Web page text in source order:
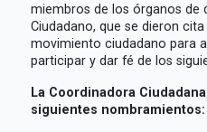
miembros de los órganos de
Ciudadano, que se dieron
movimiento ciudadano para
participar y dar fé de los
La Coordinadora
siguientes nombramientos: